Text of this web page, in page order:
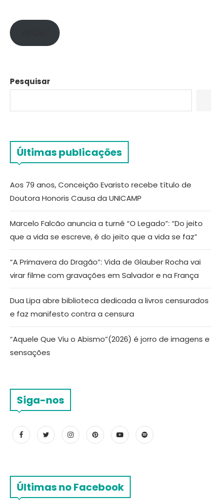
Pesquisar
Últimas publicações
Aos 79 anos, Conceição Evaristo recebe título de
Doutora Honoris Causa da UNICAMP
Marcelo Falcão anuncia a turnê “O Legado”: “Do jeito
que a vida se escreve, é do jeito que a vida se faz”
“A Primavera do Dragão”: Vida de Glauber Rocha vai
virar filme com gravações em Salvador e na França
Dua Lipa abre biblioteca dedicada a livros censurados
e faz manifesto contra a censura
“Aquele Que Viu o Abismo”(2026) é jorro de imagens e
sensações
Siga-nos
Últimas no Facebook